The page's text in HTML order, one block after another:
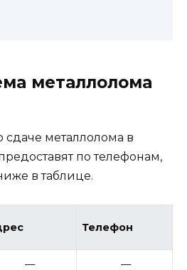
металлолома
металлолома в
по телефонам,
в таблице.
Телефон
— —